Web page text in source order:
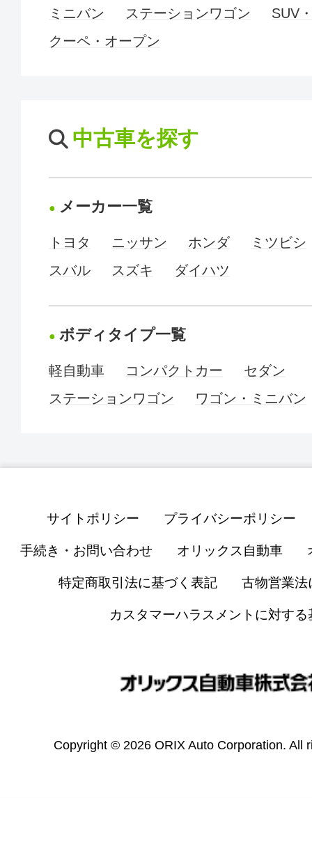
ミニバン
ステーションワゴン
SUV
クーペ・オープン
中古車を探す
メーカー一覧
トヨタ ニッサン ホンダ
ミツビシ
スバル
スズキ ダイハツ
ボディタイプ一覧
軽自動車 コンパクトカー
セダン
ステーションワゴン
ワゴン・ミニバン
サイトポリシー プライバシーポリシー
手続き・お問い合わせ オリックス自動車
特定商取引法に基づく表記 古物営業法
カスタマーハラスメントに対する
Copyright © 2026 ORIX Auto Corporation. All